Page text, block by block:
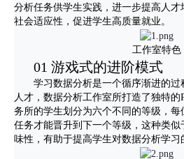
分析任务供学生实践，进一步提高人
社会适应性，促进学生高质量就业。
工作室特色
01 游戏式的进阶模式
学习数据分析是一个循序渐进的
人才，数据分析工作室所打造了独特
务所的学生划分为六个不同的等级，每
任务才能晋升到下一个等级，这种类
味性，有助于提高学生对数据分析学习